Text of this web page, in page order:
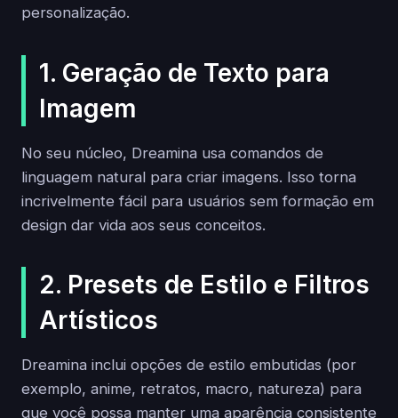
personalização.
1. Geração de Texto para
Imagem
No seu núcleo, Dreamina usa comandos de
linguagem natural para criar imagens. Isso torna
incrivelmente fácil para usuários sem formação em
design dar vida aos seus conceitos.
2. Presets de Estilo e Filtros
Artísticos
Dreamina inclui opções de estilo embutidas (por
exemplo, anime, retratos, macro, natureza) para
que você possa manter uma aparência consistente